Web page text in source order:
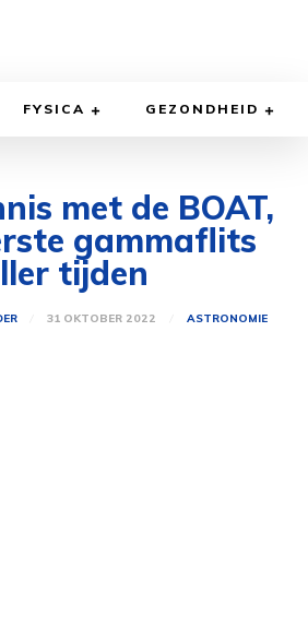
FYSICA GEZONDHEID
met de BOAT,
gammaflits
tijden
31 OKTOBER 2022 ASTRONOMIE